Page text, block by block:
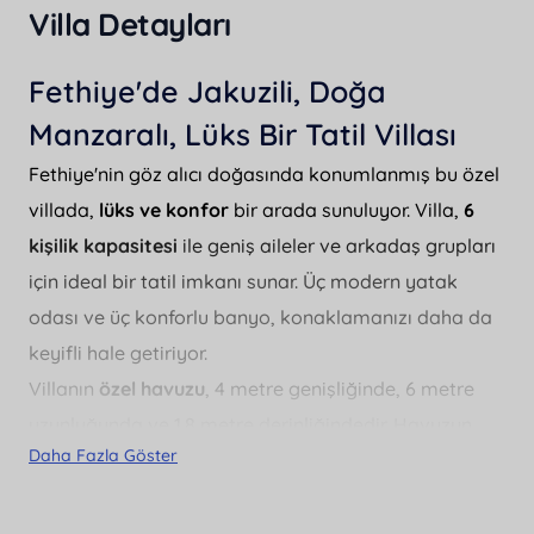
Villa Detayları
Fethiye'de Jakuzili, Doğa
Manzaralı, Lüks Bir Tatil Villası
Fethiye'nin göz alıcı doğasında konumlanmış bu özel
villada, lüks ve konfor bir arada sunuluyor. Villa, 6
kişilik kapasitesi ile geniş aileler ve arkadaş grupları
için ideal bir tatil imkanı sunar. Üç modern yatak
odası ve üç konforlu banyo, konaklamanızı daha da
keyifli hale getiriyor.
Villanın özel havuzu, 4 metre genişliğinde, 6 metre
korunaklı yapısı, mahremiyet arayan misafirler için
Daha Fazla Göster